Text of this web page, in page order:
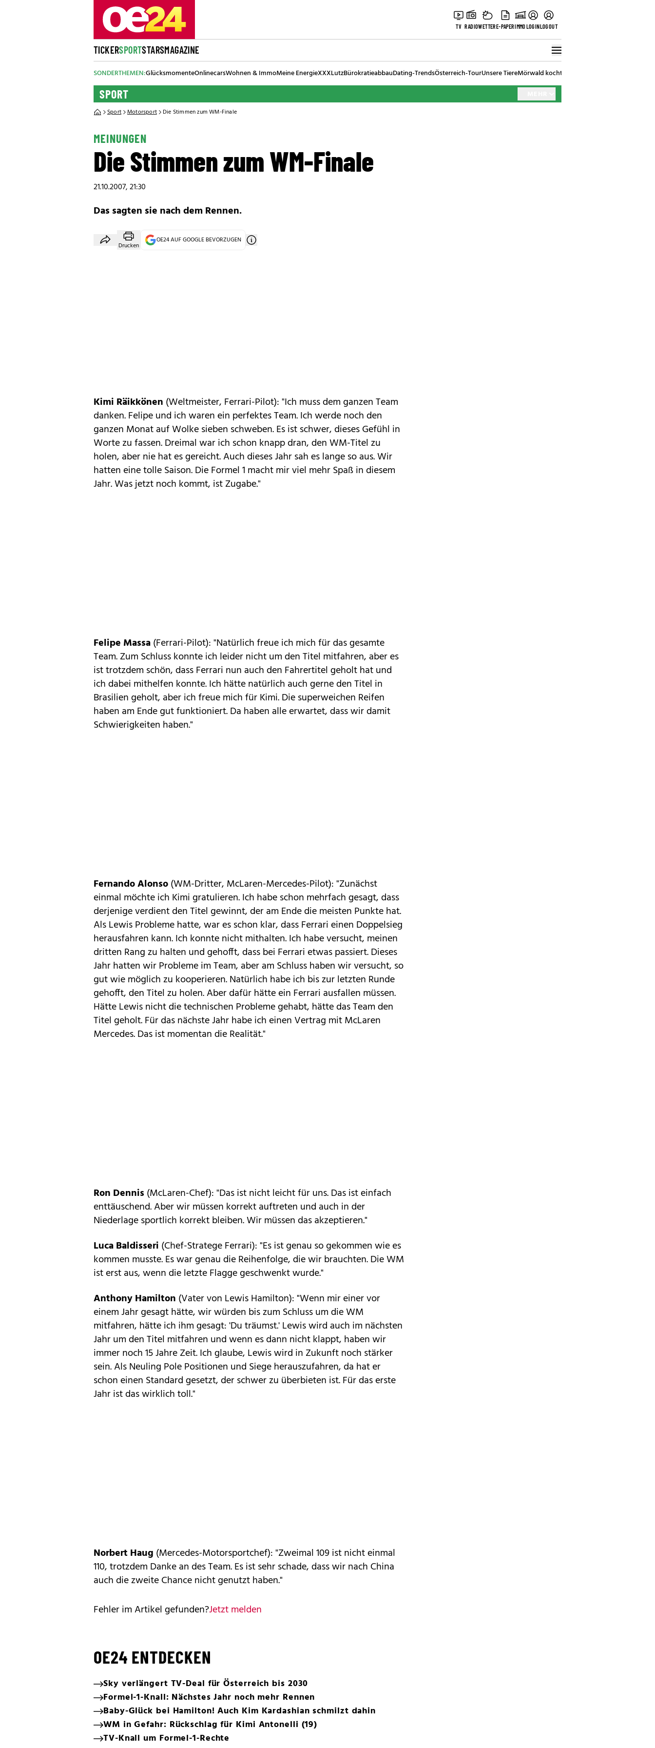
TV RADIOWETTERE-PAPERIMMOLOGINLOGOUT
TICKERSPORTSTARSMAGAZINE
SONDERTHEMEN:GlücksmomenteOnlinecarsWohnen & ImmoMeine EnergieXXXLutzBürokratieabbauDating-TrendsÖsterreich-TourUnsere TiereMörwald kocht
SPORT
Sport Motorsport Die Stimmen zum WM-Finale
MEINUNGEN
Die Stimmen zum WM-Finale
21.10.2007, 21:30
Das sagten sie nach dem Rennen.
Drucken
OE24 AUF GOOGLE BEVORZUGEN
Kimi Räikkönen (Weltmeister, Ferrari-Pilot): "Ich muss dem ganzen Team
danken. Felipe und ich waren ein perfektes Team. Ich werde noch den
ganzen Monat auf Wolke sieben schweben. Es ist schwer, dieses Gefühl in
Worte zu fassen. Dreimal war ich schon knapp dran, den WM-Titel zu
holen, aber nie hat es gereicht. Auch dieses Jahr sah es lange so aus. Wir
hatten eine tolle Saison. Die Formel 1 macht mir viel mehr Spaß in diesem
Jahr. Was jetzt noch kommt, ist Zugabe."
Felipe Massa(Ferrari-Pilot): "Natürlich freue ich mich für das gesamte
Team. Zum Schluss konnte ich leider nicht um den Titel mitfahren, aber es
ist trotzdem schön, dass Ferrari nun auch den Fahrertitel geholt hat und
ich dabei mithelfen konnte. Ich hätte natürlich auch gerne den Titel in
Brasilien geholt, aber ich freue mich für Kimi. Die superweichen Reifen
haben am Ende gut funktioniert. Da haben alle erwartet, dass wir damit
Schwierigkeiten haben."
Fernando Alonso(WM-Dritter, McLaren-Mercedes-Pilot): "Zunächst
einmal möchte ich Kimi gratulieren. Ich habe schon mehrfach gesagt, dass
derjenige verdient den Titel gewinnt, der am Ende die meisten Punkte hat.
Als Lewis Probleme hatte, war es schon klar, dass Ferrari einen Doppelsieg
herausfahren kann. Ich konnte nicht mithalten. Ich habe versucht, meinen
dritten Rang zu halten und gehofft, dass bei Ferrari etwas passiert. Dieses
Jahr hatten wir Probleme im Team, aber am Schluss haben wir versucht, so
gut wie möglich zu kooperieren. Natürlich habe ich bis zur letzten Runde
gehofft, den Titel zu holen. Aber dafür hätte ein Ferrari ausfallen müssen.
Hätte Lewis nicht die technischen Probleme gehabt, hätte das Team den
Titel geholt. Für das nächste Jahr habe ich einen Vertrag mit McLaren
Mercedes. Das ist momentan die Realität."
Ron Dennis (McLaren-Chef): "Das ist nicht leicht für uns. Das ist einfach
enttäuschend. Aber wir müssen korrekt auftreten und auch in der
Niederlage sportlich korrekt bleiben. Wir müssen das akzeptieren."
Luca Baldisseri (Chef-Stratege Ferrari): "Es ist genau so gekommen wie es
kommen musste. Es war genau die Reihenfolge, die wir brauchten. Die WM
ist erst aus, wenn die letzte Flagge geschwenkt wurde."
Anthony Hamilton (Vater von Lewis Hamilton): "Wenn mir einer vor
einem Jahr gesagt hätte, wir würden bis zum Schluss um die WM
mitfahren, hätte ich ihm gesagt: 'Du träumst.' Lewis wird auch im nächsten
Jahr um den Titel mitfahren und wenn es dann nicht klappt, haben wir
immer noch 15 Jahre Zeit. Ich glaube, Lewis wird in Zukunft noch stärker
sein. Als Neuling Pole Positionen und Siege herauszufahren, da hat er
schon einen Standard gesetzt, der schwer zu überbieten ist. Für das erste
Jahr ist das wirklich toll."
Norbert Haug (Mercedes-Motorsportchef): "Zweimal 109 ist nicht einmal
110, trotzdem Danke an des Team. Es ist sehr schade, dass wir nach China
auch die zweite Chance nicht genutzt haben."
Fehler im Artikel gefunden?Jetzt melden
OE24 ENTDECKEN
Sky verlängert TV-Deal für Österreich bis 2030
Formel-1-Knall: Nächstes Jahr noch mehr Rennen
Baby-Glück bei Hamilton! Auch Kim Kardashian schmilzt dahin
WM in Gefahr: Rückschlag für Kimi Antonelli (19)
TV-Knall um Formel-1-Rechte